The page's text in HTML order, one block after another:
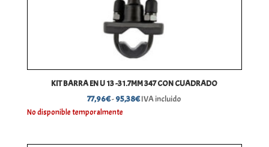
KIT BARRA EN U 13 -31.7MM 347 CON CUADRADO
77,96€-95,38€Rango
IVA incluido
No disponible temporalmente